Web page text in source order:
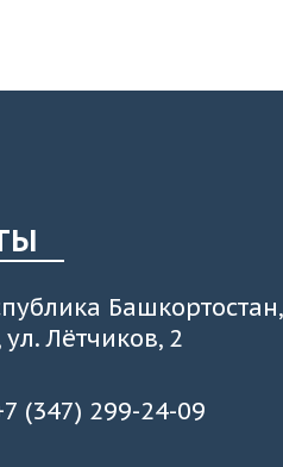
Башкортостан,
Лётчиков, 2
(347) 299-24-09